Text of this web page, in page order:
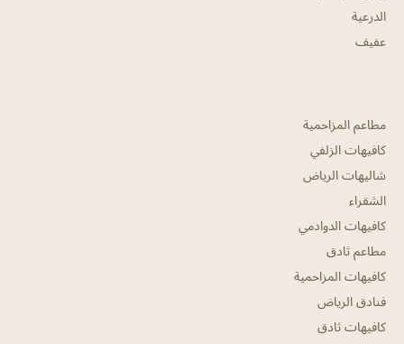
الدرعية
عفيف
مطاعم المزاحمية
كافيهات الزلفي
شاليهات الرياض
الشقراء
كافيهات الدوادمي
مطاعم ثادق
كافيهات المزاحمية
فنادق الرياض
كافيهات ثادق